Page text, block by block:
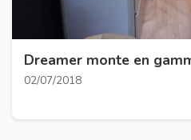
Dreamer monte en
02/07/2018